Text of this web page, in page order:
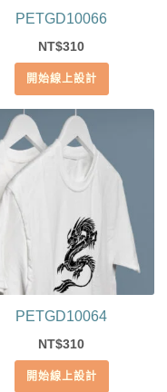
PETGD10066
NT$310
開始線上設計
PETGD10064
NT$310
開始線上設計